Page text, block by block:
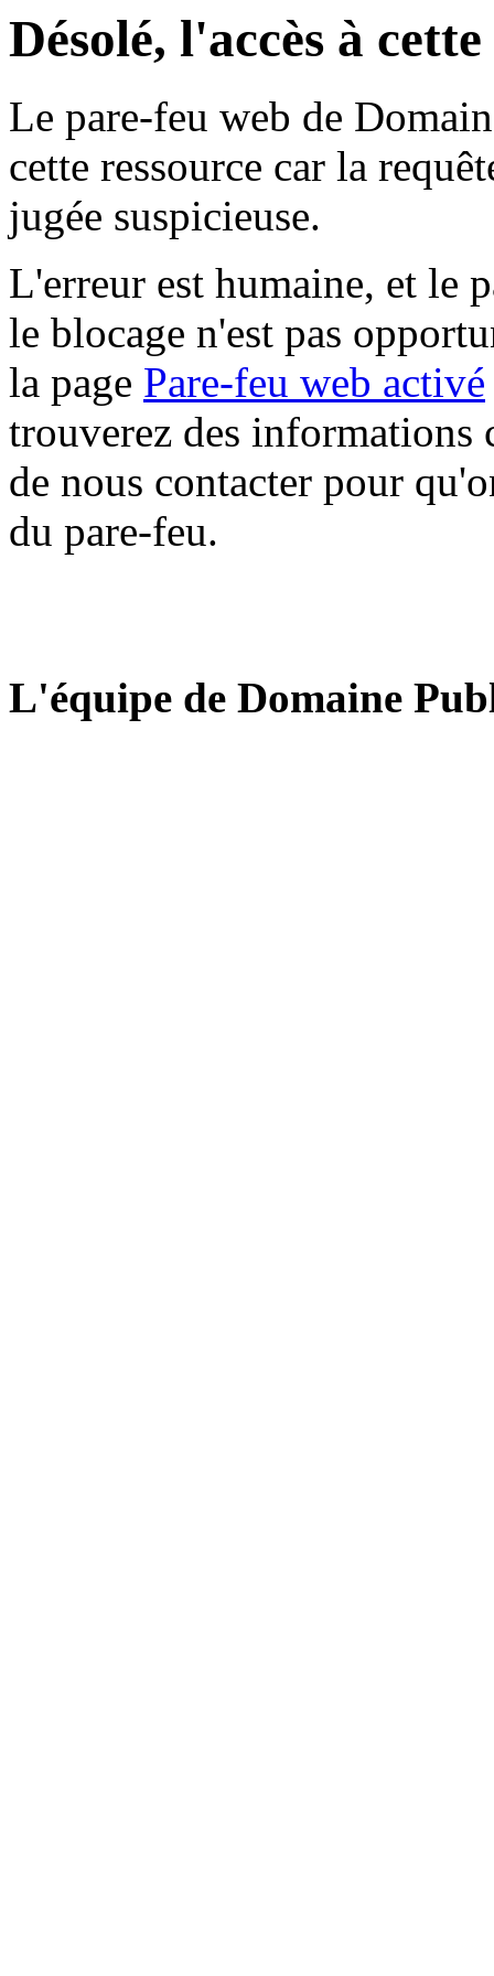
Désolé, l'accès à
Le pare-feu web de
cette ressource car la
jugée suspicieuse.
L'erreur est humaine, et le
le blocage n'est pas
la page Pare-feu web activé
trouverez des informations
de nous contacter pour
du pare-feu.
L'équipe de Domaine